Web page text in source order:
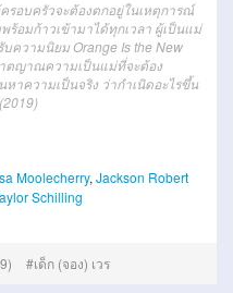
รอบครัวจะต้องตกอยู่ในเหตุการณ์
อมก้าวเข้ามาได้ทุกเวลา ผู้เป็นแม่
บความนิยม Orange Is the New
าตญาณความเป็นแม่ที่จะต้อง
าความเป็นจริง ว่ากำเนิดอะไรขึ้น
Moolecherry, Jackson Robert
Schilling
เด็ก (จอง) เวร